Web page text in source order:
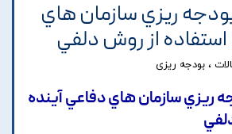
بودجه ريزي سازمان هاي
استفاده از روش دلفي
، بودجه ریزی
ريزي سازمان هاي دفاعي آينده